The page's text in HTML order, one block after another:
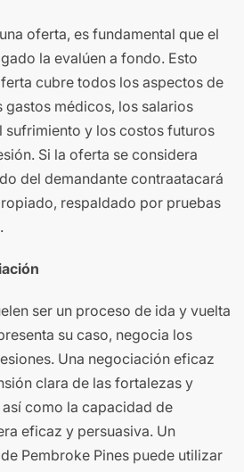
oferta, es fundamental que el
la evalúen a fondo. Esto
cubre todos los aspectos de
gastos médicos, los salarios
sufrimiento y los costos futuros
Si la oferta se considera
del demandante contraatacará
respaldado por pruebas
ser un proceso de ida y vuelta
su caso, negocia los
Una negociación eficaz
clara de las fortalezas y
como la capacidad de
eficaz y persuasiva. Un
Pembroke Pines puede utilizar